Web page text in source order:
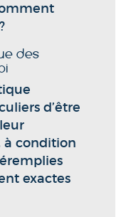
des
d’être
à condition
exactes